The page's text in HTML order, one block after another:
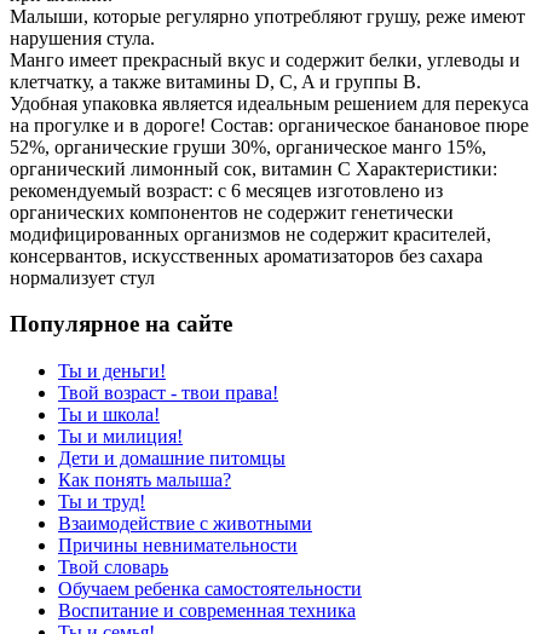
Малыши, которые регулярно употребляют грушу, реже имеют
нарушения стула.
Манго имеет прекрасный вкус и содержит белки, углеводы и
клетчатку, а также витамины D, C, A и группы B.
Удобная упаковка является идеальным решением для перекуса
на прогулке и в дороге! Состав: органическое банановое пюре
52%, органические груши 30%, органическое манго 15%,
органический лимонный сок, витамин С Характеристики:
рекомендуемый возраст: с 6 месяцев изготовлено из
органических компонентов не содержит генетически
модифицированных организмов не содержит красителей,
консервантов, искусственных ароматизаторов без сахара
нормализует стул
Популярное на сайте
Ты и деньги!
Твой возраст - твои права!
Ты и школа!
Ты и милиция!
Дети и домашние питомцы
Как понять малыша?
Ты и труд!
Взаимодействие с животными
Причины невнимательности
Твой словарь
Обучаем ребенка самостоятельности
Воспитание и современная техника